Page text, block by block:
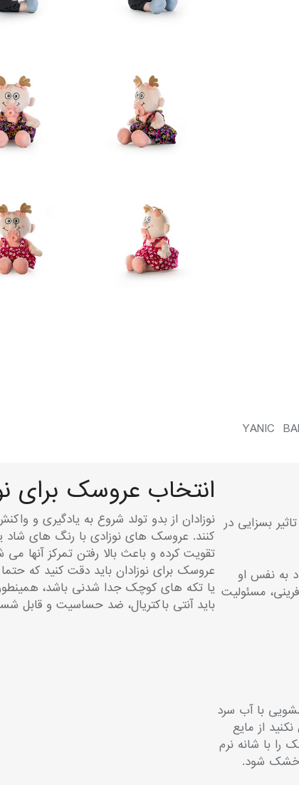
بسزایی در
به نفس او
مسئولیت
با آب سرد
از مایع
با شانه نرم
خشک شود.
انتخاب عروسک برای
نوزادان از بدو تولد شروع به یادگیری و
کنند. عروسک های نوزادی با رنگ های شاد
تقویت کرده و باعث بالا رفتن تمرکز آنها
عروسک برای نوزادان باید دقت کنید که
یا تکه های کوچک جدا شدنی باشد،
باید آنتی باکتریال، ضد حساسیت و قابل